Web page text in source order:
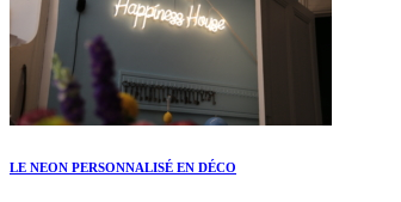
LE NEON PERSONNALISÉ EN DÉCO